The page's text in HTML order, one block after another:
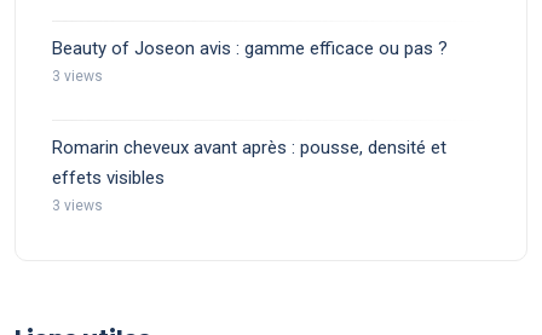
Beauty of Joseon avis : gamme efficace ou pas ?
3 views
Romarin cheveux avant après : pousse, densité et
effets visibles
3 views